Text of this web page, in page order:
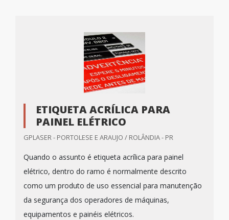
ETIQUETA ACRÍLICA PARA
PAINEL ELÉTRICO
GPLASER - PORTOLESE E ARAUJO / ROLÂNDIA - PR
Quando o assunto é etiqueta acrílica para painel
elétrico, dentro do ramo é normalmente descrito
como um produto de uso essencial para manutenção
da segurança dos operadores de máquinas,
equipamentos e painéis elétricos.